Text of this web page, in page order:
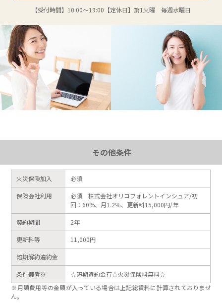
【受付時間】 10:00～19:00 【定休日】 第1火曜 毎週水曜日
その他条件
火災保険加入 必須
保険会社利用
必須 株式会社オリコフォレントインシュア/初
回：60%、月1.2％、更新料15,000円/年
契約期間 2年
更新料等 11,000円
短期解約違約金
条件備考※
☆短期違約金有☆火災保険料無料☆
※月額費用等の金額が入っている場合は上記総賃料に計算されておりませ
ん。